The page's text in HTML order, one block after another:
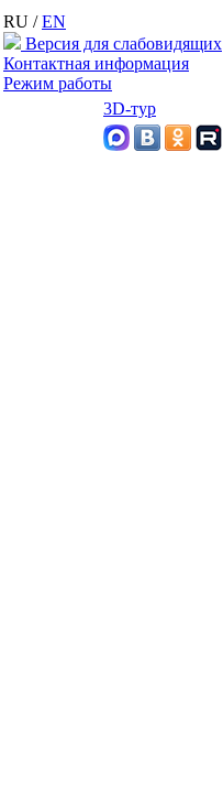
RU /EN
Версия для слабовидящих
Контактная информация
Режим работы
3D-тур